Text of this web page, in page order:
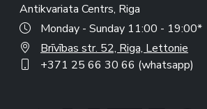
Antikvariata Centrs, Riga
Monday - Sunday 11:00 - 19:00*
Brīvības str. 52, Riga, Lettonie
+371 25 66 30 66 (whatsapp)